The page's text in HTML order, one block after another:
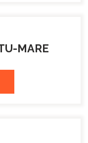
MARE